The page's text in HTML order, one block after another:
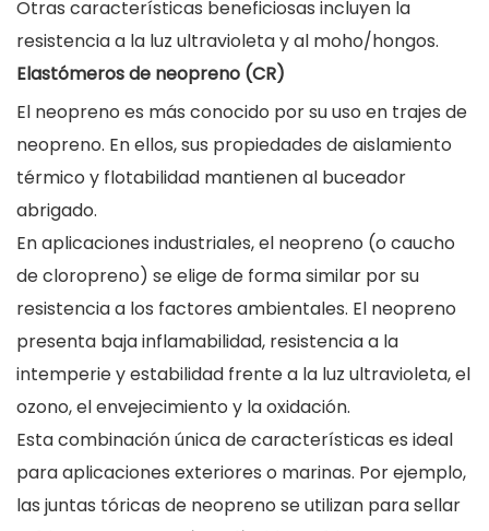
Otras características beneficiosas incluyen la
resistencia a la luz ultravioleta y al moho/hongos.
Elastómeros de neopreno (CR)
El neopreno es más conocido por su uso en trajes de
neopreno. En ellos, sus propiedades de aislamiento
térmico y flotabilidad mantienen al buceador
abrigado.
En aplicaciones industriales, el neopreno (o caucho
de cloropreno) se elige de forma similar por su
resistencia a los factores ambientales. El neopreno
presenta baja inflamabilidad, resistencia a la
intemperie y estabilidad frente a la luz ultravioleta, el
ozono, el envejecimiento y la oxidación.
Esta combinación única de características es ideal
para aplicaciones exteriores o marinas. Por ejemplo,
las juntas tóricas de neopreno se utilizan para sellar